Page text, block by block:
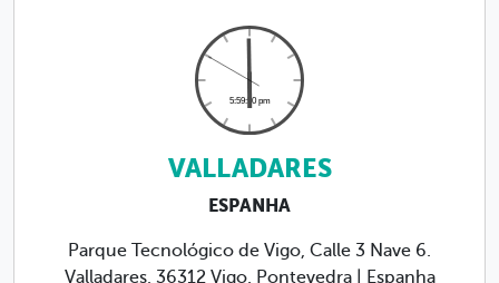
VALLADARES
ESPANHA
Parque Tecnológico de Vigo, Calle 3 Nave 6.
Valladares, 36312 Vigo. Pontevedra | Espanha